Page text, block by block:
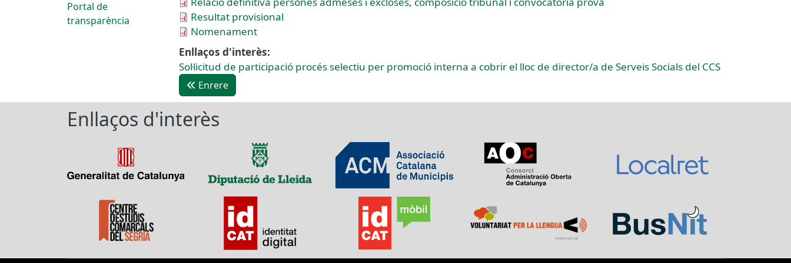
Resultat provisional
Nomenament
Enllaços d'interès:
Sol·licitud de participació procés selectiu per promoció interna a cobrir el lloc de director/a de Serveis Socials del CCS
Enrere
Portal de
transparència
Enllaços d'interès